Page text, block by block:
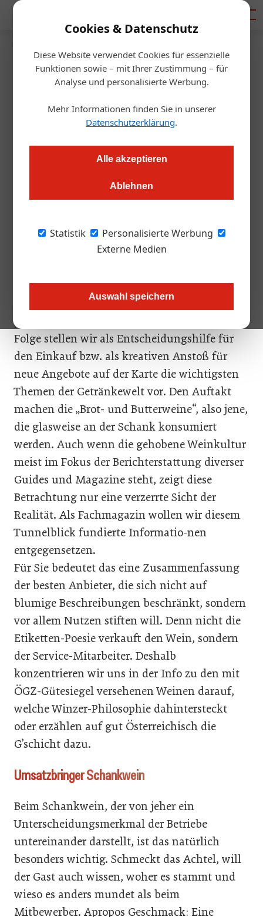
Cookies & Datenschutz
Diese Website verwendet Cookies für essenzielle
Funktionen sowie – mit Ihrer Zustimmung – für
Analyse und personalisierte Werbung.
Mehr Informationen finden Sie in unserer
Datenschutzerklärung.
Alle akzeptieren
Ablehnen
Statistik
Personalisierte Werbung
Externe Medien
Auswahl speichern
Startseite/Getränke
Schankwein: Die süffige Wahl
Redaktion.OEGZ 15.02.2017, 13:19 Uhr
Der offene Ausschank ist quer durch die Gastronomie-
ausmacht, untersuchte die erste Sitzung des ÖGZ-Test-
Quartetts
Text: Roland Graf
Ausschank. So könnte man das
Anforderungsprofil für den ersten Service-Teil
„
Folge stellen wir als Entscheidungshilfe für
den Einkauf bzw. als kreativen Anstoß für
neue Angebote auf der Karte die wichtigsten
Themen der Getränkewelt vor. Den Auftakt
machen die „Brot- und Butterweine“, also jene,
die glasweise an der Schank konsumiert
werden. Auch wenn die gehobene Weinkultur
meist im Fokus der Berichterstattung diverser
Guides und Magazine steht, zeigt diese
Betrachtung nur eine verzerrte Sicht der
Realität. Als Fachmagazin wollen wir diesem
Tunnelblick fundierte Informatio-nen
entgegensetzen.
Für Sie bedeutet das eine Zusammenfassung
der besten Anbieter, die sich nicht auf
blumige Beschreibungen beschränkt, sondern
vor allem Nutzen stiften will. Denn nicht die
Etiketten-Poesie verkauft den Wein, sondern
der Service-Mitarbeiter. Deshalb
konzentrieren wir uns in der Info zu den mit
ÖGZ-Gütesiegel versehenen Weinen darauf,
welche Winzer-Philosophie dahintersteckt
oder erzählen auf gut Österreichisch die
G’schicht dazu.
Umsatzbringer Schankwein
Beim Schankwein, der von jeher ein
Unterscheidungsmerkmal der Betriebe
untereinander darstellt, ist das natürlich
besonders wichtig. Schmeckt das Achtel, will
der Gast auch wissen, woher es stammt und
wieso es anders mundet als beim
Mitbewerber. Apropos Geschmack: Eine